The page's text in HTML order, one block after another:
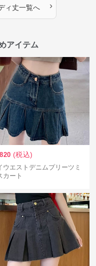
ィ丈一覧へ ›
アイテム
(税込)
ウエストデニムプリーツミ
カート